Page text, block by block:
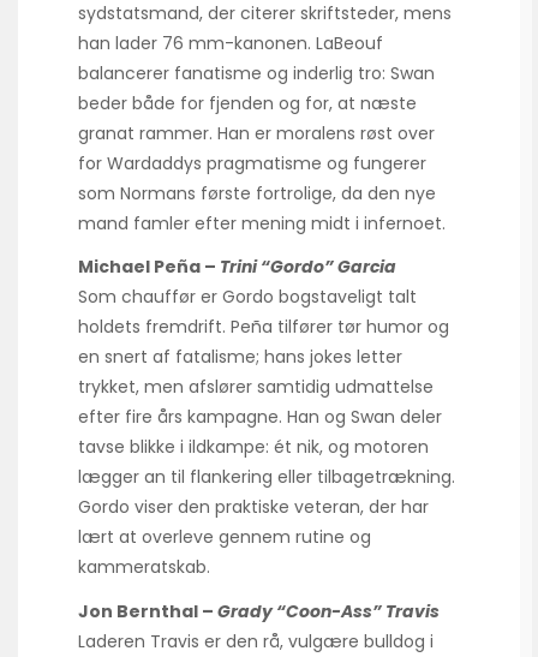
sydstatsmand, der citerer skriftsteder, mens
han lader 76 mm-kanonen. LaBeouf
balancerer fanatisme og inderlig tro: Swan
beder både for fjenden og for, at næste
granat rammer. Han er moralens røst over
for Wardaddys pragmatisme og fungerer
som Normans første fortrolige, da den nye
mand famler efter mening midt i infernoet.
Michael Peña – Trini “Gordo” Garcia
Som chauffør er Gordo bogstaveligt talt
holdets fremdrift. Peña tilfører tør humor og
en snert af fatalisme; hans jokes letter
trykket, men afslører samtidig udmattelse
efter fire års kampagne. Han og Swan deler
tavse blikke i ildkampe: ét nik, og motoren
lægger an til flankering eller tilbagetrækning.
Gordo viser den praktiske veteran, der har
lært at overleve gennem rutine og
kammeratskab.
Jon Bernthal – Grady “Coon-Ass” Travis
Laderen Travis er den rå, vulgære bulldog i